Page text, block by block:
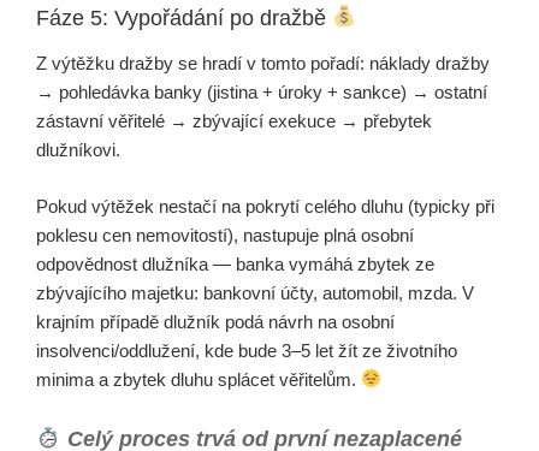
Fáze 5: Vypořádání po dražbě
Z výtěžku dražby se hradí v tomto pořadí: náklady dražby
→ pohledávka banky (jistina + úroky + sankce) → ostatní
zástavní věřitelé → zbývající exekuce → přebytek
dlužníkovi.
Pokud výtěžek nestačí na pokrytí celého dluhu (typicky při
poklesu cen nemovitostí), nastupuje plná osobní
odpovědnost dlužníka — banka vymáhá zbytek ze
zbývajícího majetku: bankovní účty, automobil, mzda. V
krajním případě dlužník podá návrh na osobní
insolvenci/oddlužení, kde bude 3–5 let žít ze životního
minima a zbytek dluhu splácet věřitelům.
Celý proces trvá od první nezaplacené